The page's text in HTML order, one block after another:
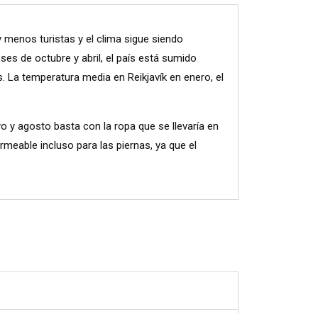
menos turistas y el clima sigue siendo
de octubre y abril, el país está sumido
temperatura media en Reikjavík en enero, el
y agosto basta con la ropa que se llevaría en
incluso para las piernas, ya que el